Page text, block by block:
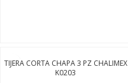
TIJERA CORTA CHAPA 3 PZ CHALIMEX
K0203